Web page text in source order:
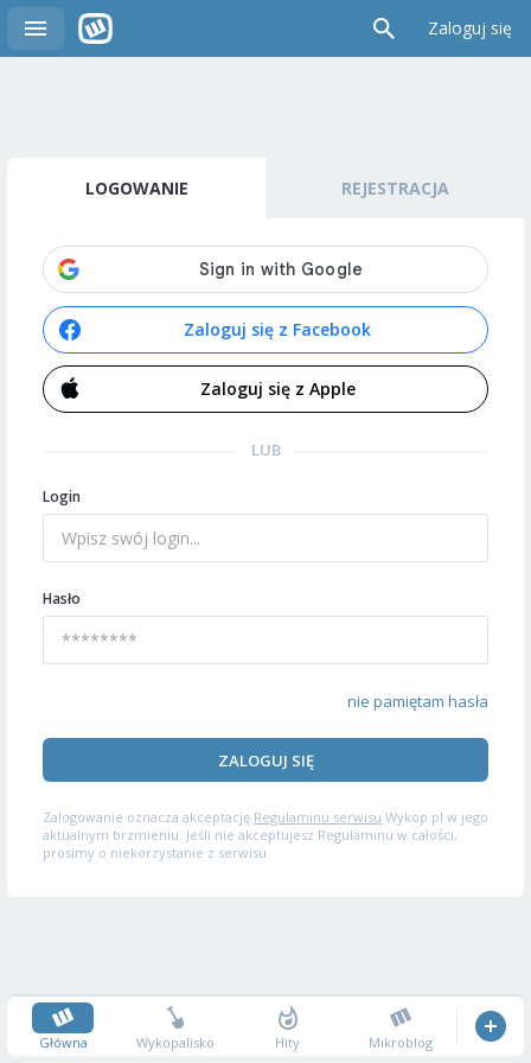
Zaloguj się
LOGOWANIE REJESTRACJA
Zaloguj się z Facebook
Zaloguj się z Apple
LUB
Login
Hasło
nie pamiętam hasła
ZALOGUJ SIĘ
Zalogowanie oznacza akceptację Regulaminu serwisu Wykop.pl w jego
aktualnym brzmieniu. Jeśli nie akceptujesz Regulaminu w całości,
prosimy o niekorzystanie z serwisu.
Główna Wykopalisko Hity Mikroblog